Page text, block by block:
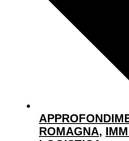
ROMAGNA,